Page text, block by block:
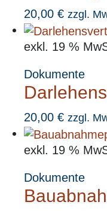
20,00 € zzgl.
exkl. 19 %
Dokumente
20,00 € zzgl.
exkl. 19 %
Dokumente